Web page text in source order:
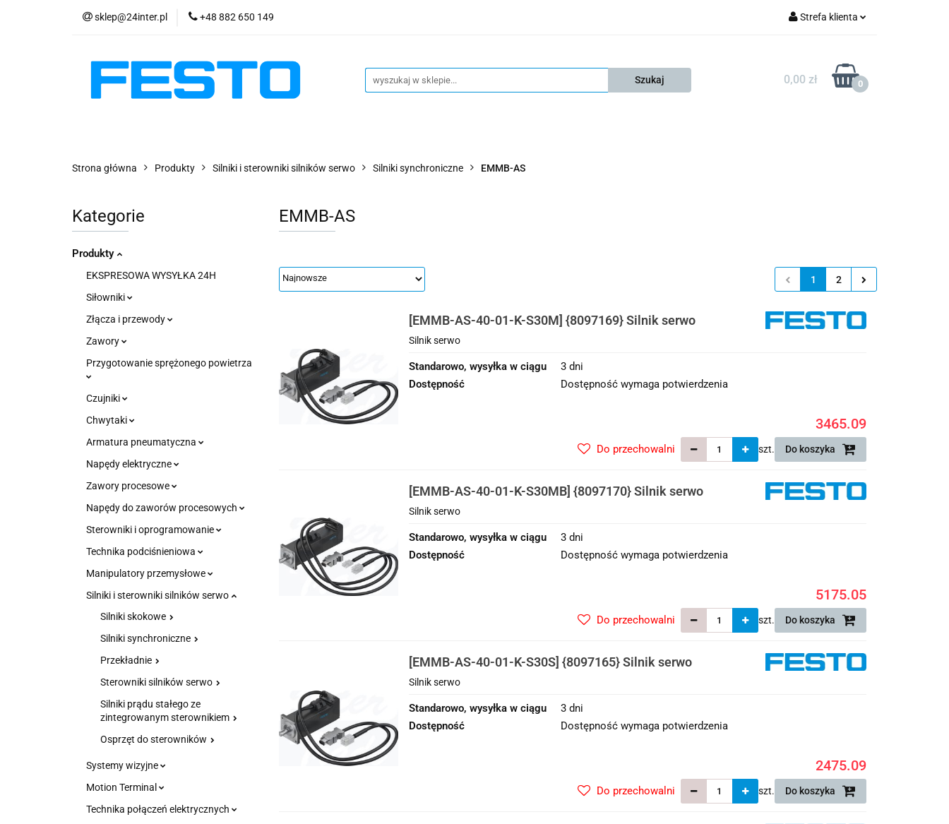
sklep@24inter.pl +48 882 650 149 Strefa klienta
Zarejestruj się
Dodaj zgłoszenie
0,00 zł 0
PRODUKTY
AKTUALNOŚCI KONTAKT KSP
Strona główna Produkty Silniki i sterowniki silników serwo Silniki synchroniczne EMMB-AS
Kategorie
Produkty
EKSPRESOWA WYSYŁKA 24H
Siłowniki
Złącza i przewody
Zawory
Przygotowanie sprężonego powietrza
Czujniki
Chwytaki
Armatura pneumatyczna
Napędy elektryczne
Zawory procesowe
Napędy do zaworów procesowych
Sterowniki i oprogramowanie
Technika podciśnieniowa
Manipulatory przemysłowe
Silniki i sterowniki silników serwo
Silniki skokowe
Silniki synchroniczne
Przekładnie
Sterowniki silników serwo
Silniki prądu stałego ze
zintegrowanym sterownikiem
Osprzęt do sterowników
Systemy wizyjne
Motion Terminal
Technika połączeń elektrycznych
EMMB-AS
1 2
[EMMB-AS-40-01-K-S30M] {8097169} Silnik serwo
Silnik serwo
Standarowo, wysyłka w ciągu
3 dni
Dostępność
Dostępność wymaga potwierdzenia
3465.09
szt. Do koszyka
Do przechowalni
[EMMB-AS-40-01-K-S30MB] {8097170} Silnik serwo
Silnik serwo
Standarowo, wysyłka w ciągu
3 dni
Dostępność
Dostępność wymaga potwierdzenia
5175.05
szt. Do koszyka
Do przechowalni
[EMMB-AS-40-01-K-S30S] {8097165} Silnik serwo
Silnik serwo
Standarowo, wysyłka w ciągu
3 dni
Dostępność
Dostępność wymaga potwierdzenia
2475.09
szt. Do koszyka
Do przechowalni